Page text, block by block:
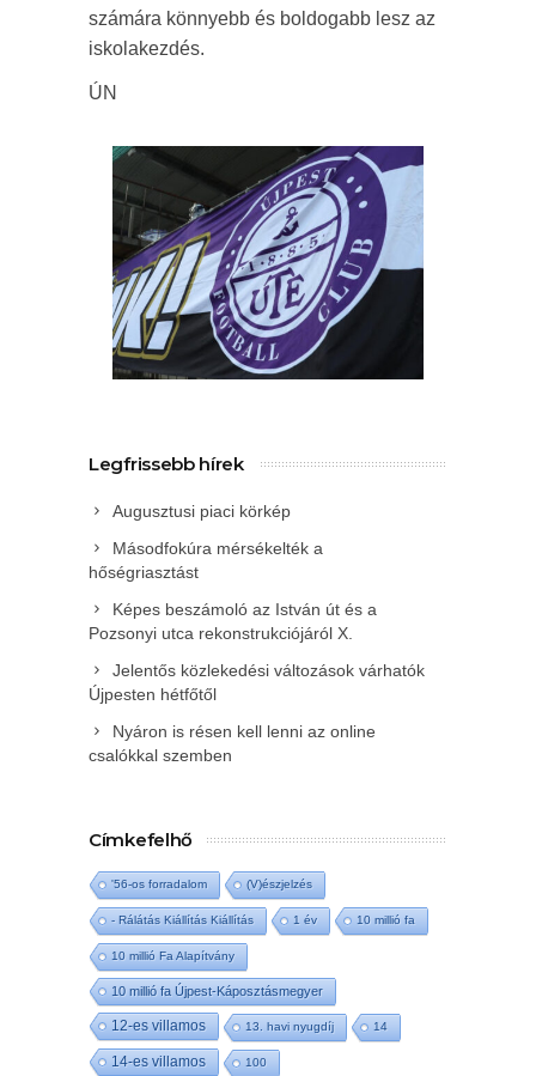
számára könnyebb és boldogabb lesz az
iskolakezdés.
ÚN
Legfrissebb hírek
Augusztusi piaci körkép
Másodfokúra mérsékelték a
hőségriasztást
Képes beszámoló az István út és a
Pozsonyi utca rekonstrukciójáról X.
Jelentős közlekedési változások várhatók
Újpesten hétfőtől
Nyáron is résen kell lenni az online
csalókkal szemben
Címkefelhő
'56-os forradalom (V)észjelzés
- Rálátás Kiállítás Kiállítás 1 év 10 millió fa
10 millió Fa Alapítvány
10 millió fa Újpest-Káposztásmegyer
12-es villamos 13. havi nyugdíj 14
14-es villamos 100